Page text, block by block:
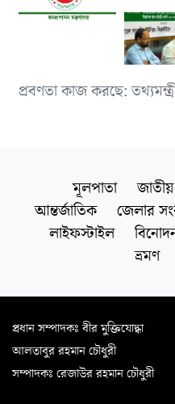
প্রবণতা কাজ করছে:
মূলপাতা জাতীয়
আন্তর্জাতিক
জেলার
লাইফস্টাইল
ভ্রমণ
প্রধান সম্পাদকঃ বীর মুক্তিযোদ্ধা
আলতাবুর রহমান চৌধুরী
সম্পাদকঃ রেজাউর রহমান চৌধুরী